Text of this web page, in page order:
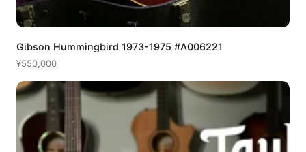
Gibson Hummingbird 1973-1975 #A006221
¥550,000